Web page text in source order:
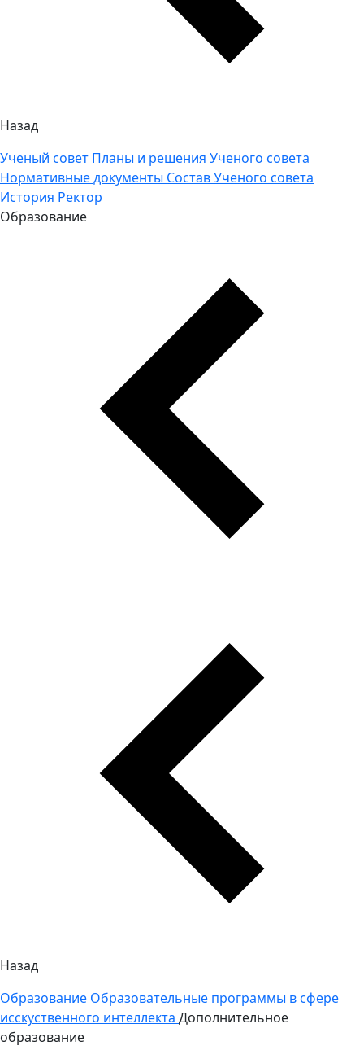
Назад
Ученый совет Планы и решения Ученого совета
Нормативные документы Состав Ученого совета
История Ректор
Образование
Назад
Образование Образовательные программы в сфере
исскуственного интеллекта Дополнительное
образование